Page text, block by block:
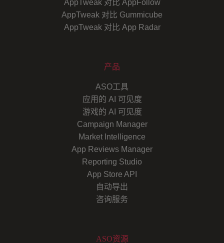
AppTweak 对比 AppFollow
AppTweak 对比 Gummicube
AppTweak 对比 App Radar
产品
ASO工具
应用的 AI 可见度
游戏的 AI 可见度
Campaign Manager
Market Intelligence
App Reviews Manager
Reporting Studio
App Store API
自动导出
咨询服务
ASO资源